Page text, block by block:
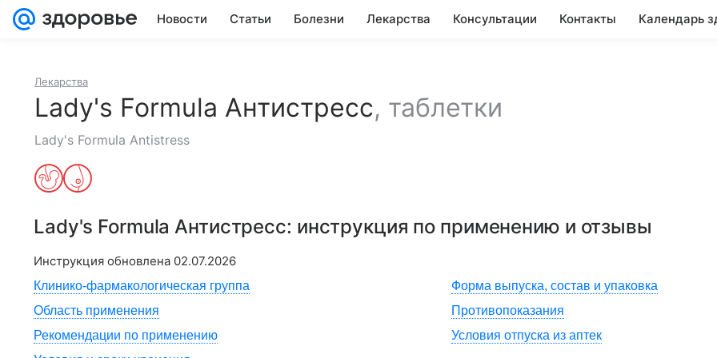
Новости Статьи Болезни Лекарства Консультации Контакты Календарь
Лекарства
Lady's Formula Антистресс, таблетки
Lady's Formula Antistress
Lady's Formula Антистресс: инструкция по применению и отзывы
Инструкция обновлена 02.07.2026
Клинико-фармакологическая группа
Форма выпуска, состав и упаковка
Область применения
Противопоказания
Рекомендации по применению
Условия отпуска из аптек